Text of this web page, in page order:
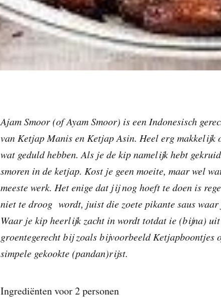
Ajam Smoor (of Ayam Smoor) is een Indonesisch
van Ketjap Manis en Ketjap Asin. Heel erg makkelijk
wat geduld hebben. Als je de kip namelijk hebt
smoren in de ketjap. Kost je geen moeite, maar wel
meeste werk. Het enige dat jij nog hoeft te doen is
niet te droog wordt, juist die zoete pikante saus
Waar je kip heerlijk zacht in wordt totdat ie (bijna)
groentegerecht bij zoals bijvoorbeeld Ketjapboontjes
simpele gekookte (pandan)rijst.
Ingrediënten voor 2 personen